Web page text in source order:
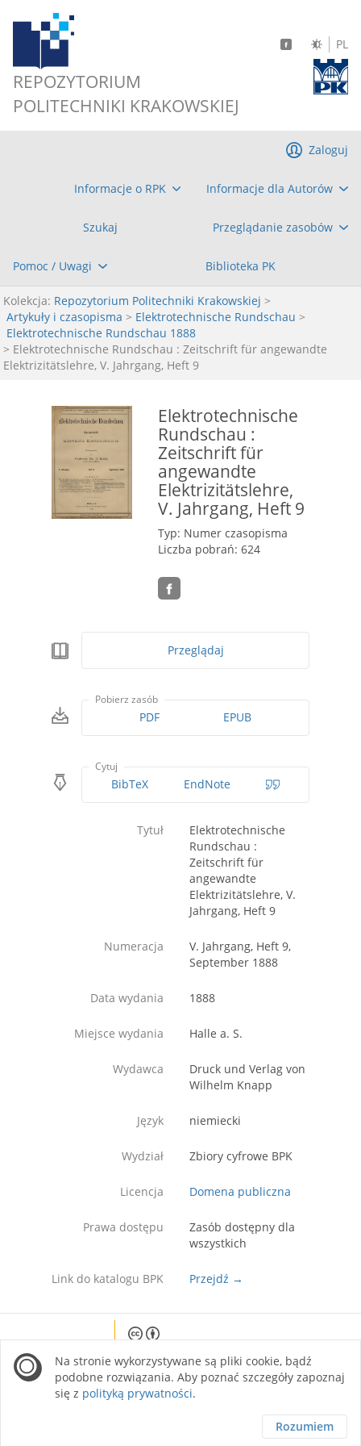
REPOZYTORIUM
POLITECHNIKI KRAKOWSKIEJ
PL
Informacje o RPK Informacje dla Autorów
Szukaj Przeglądanie zasobów
Pomoc / Uwagi Biblioteka PK
Zaloguj
Kolekcja: Repozytorium Politechniki Krakowskiej >
Artykuły i czasopisma > Elektrotechnische Rundschau >
Elektrotechnische Rundschau 1888
> Elektrotechnische Rundschau : Zeitschrift für angewandte
Elektrizitätslehre, V. Jahrgang, Heft 9
Elektrotechnische
Rundschau :
Zeitschrift für
angewandte
Elektrizitätslehre,
V. Jahrgang, Heft 9
Typ: Numer czasopisma
Liczba pobrań: 624
Przeglądaj
Pobierz zasób
PDF EPUB
Cytuj
BibTeX EndNote
Tytuł
Elektrotechnische
Rundschau :
Zeitschrift für
angewandte
Elektrizitätslehre, V.
Jahrgang, Heft 9
Numeracja
V. Jahrgang, Heft 9,
September 1888
Data wydania 1888
Miejsce wydania Halle a. S.
Wydawca
Druck und Verlag von
Wilhelm Knapp
Język niemiecki
Wydział Zbiory cyfrowe BPK
Licencja Domena publiczna
Prawa dostępu
Zasób dostępny dla
wszystkich
Link do katalogu BPK Przejdź →
site is licensed under a Creative Commons
Attribution 4.0 International license.
Na stronie wykorzystywane są pliki cookie, bądź
podobne rozwiązania. Aby poznać szczegóły zapoznaj
się z polityką prywatności.
Rozumiem